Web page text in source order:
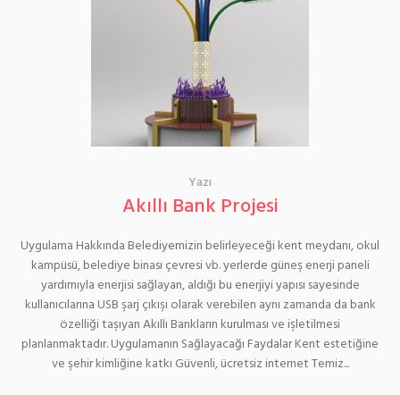
Yazı
Akıllı Bank Projesi
Uygulama Hakkında Belediyemizin belirleyeceği kent meydanı, okul
kampüsü, belediye binası çevresi vb. yerlerde güneş enerji paneli
yardımıyla enerjisi sağlayan, aldığı bu enerjiyi yapısı sayesinde
kullanıcılarına USB şarj çıkışı olarak verebilen aynı zamanda da bank
özelliği taşıyan Akıllı Bankların kurulması ve işletilmesi
planlanmaktadır. Uygulamanın Sağlayacağı Faydalar Kent estetiğine
ve şehir kimliğine katkı Güvenli, ücretsiz internet Temiz...